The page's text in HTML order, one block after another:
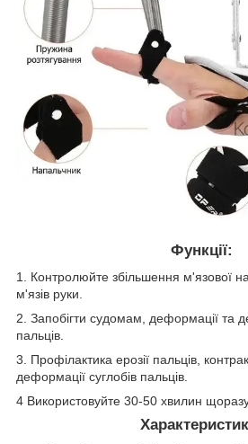
Функції:
1. Контролюйте збільшення м'язової
м'язів руки.
2. Запобігти судомам, деформації та
пальців.
3. Профілактика ерозії пальців,
деформації суглобів пальців.
4 Використовуйте 30-50 хвилин